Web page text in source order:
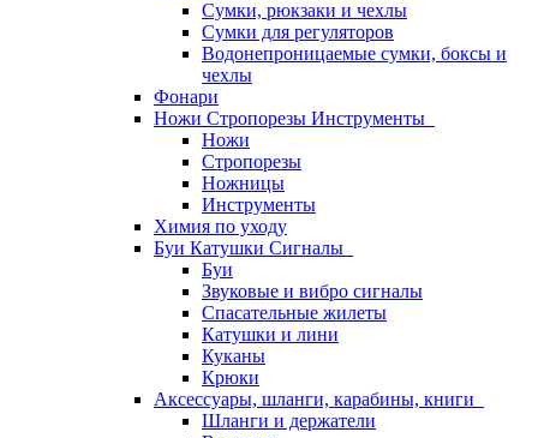
Сумки, рюкзаки и чехлы
Сумки для регуляторов
Водонепроницаемые сумки, боксы и
чехлы
Фонари
Ножи Стропорезы Инструменты
Ножи
Стропорезы
Ножницы
Инструменты
Химия по уходу
Буи Катушки Сигналы
Буи
Звуковые и вибро сигналы
Спасательные жилеты
Катушки и лини
Куканы
Крюки
Аксессуары, шланги, карабины, книги
Шланги и держатели